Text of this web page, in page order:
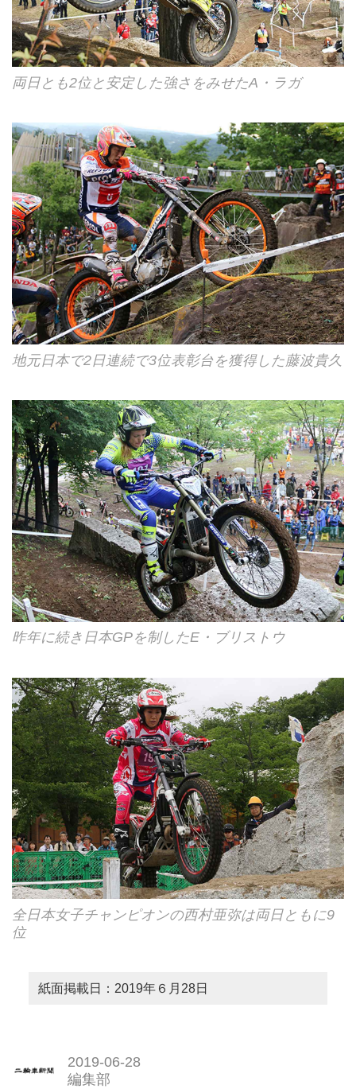
両日とも2位と安定した強さをみせたA・ラガ
地元日本で2日連続で3位表彰台を獲得した藤波貴久
昨年に続き日本GPを制したE・ブリストウ
全日本女子チャンピオンの西村亜弥は両日ともに9
位
紙面掲載日：2019年６月28日
2019-06-28
編集部